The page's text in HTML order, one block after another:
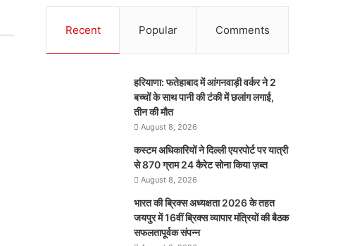
Recent Popular Comments
हरियाणा: फतेहाबाद में आंगनवाड़ी वर्कर ने 2
बच्चों के साथ पानी की टंकी में छलांग लगाई,
तीन की मौत
August 8, 2026
कस्टम अधिकारियों ने दिल्ली एयरपोर्ट पर यात्री
से 870 ग्राम 24 कैरेट सोना किया ज़ब्त
August 8, 2026
भारत की ब्रिक्‍स अध्यक्षता 2026 के तहत
जयपुर में 16वीं ब्रिक्‍स व्यापार मंत्रियों की बैठक
सफलतापूर्वक संपन्न